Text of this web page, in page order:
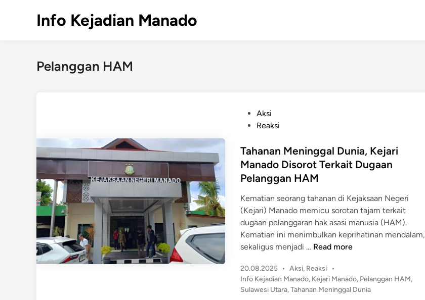
Info Kejadian Manado
Pelanggan HAM
t
e
d
n
Aksi
Reaksi
Tahanan Meninggal Dunia, Kejari
Manado Disorot Terkait Dugaan
Pelanggan HAM
Kematian seorang tahanan di Kejaksaan Negeri
(Kejari) Manado memicu sorotan tajam terkait
dugaan pelanggaran hak asasi manusia (HAM).
Kematian ini menimbulkan keprihatinan mendalam,
sekaligus menjadi … T
h
a
n
Read more
20.08.2025 • P
o
s
Aksi, Reaksi
•
Info Kejadian Manado, Kejari Manado, Pelanggan HAM,
Sulawesi Utara,Tahanan Meninggal Dunia